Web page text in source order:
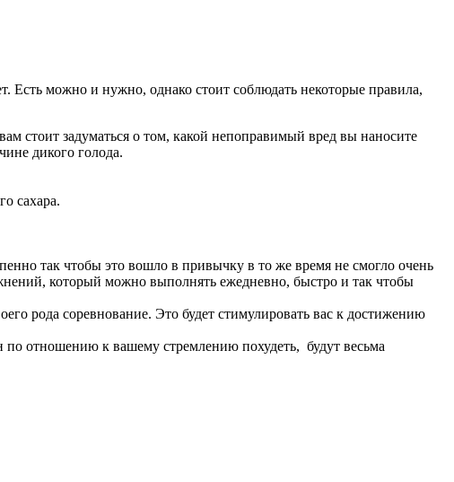
Есть можно и нужно, однако стоит соблюдать некоторые правила,
стоит задуматься о том, какой непоправимый вред вы наносите
дикого голода.
сахара.
так чтобы это вошло в привычку в то же время не смогло очень
который можно выполнять ежедневно, быстро и так чтобы
рода соревнование. Это будет стимулировать вас к достижению
по отношению к вашему стремлению похудеть, будут весьма